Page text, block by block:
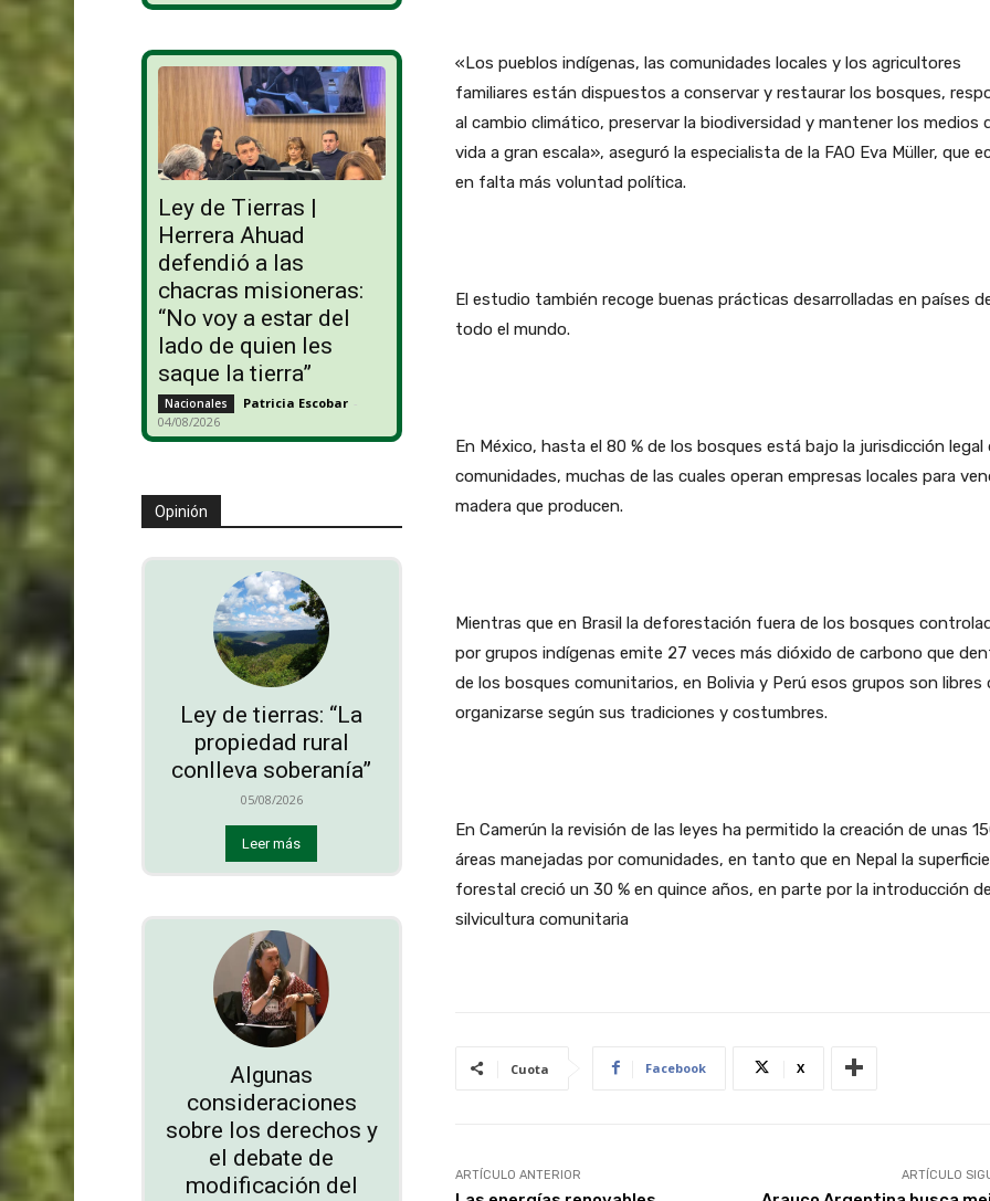
Ley de Tierras |
Herrera Ahuad
defendió a las
chacras misioneras:
“No voy a estar del
lado de quien les
saque la tierra”
Nacionales Patricia Escobar -
04/08/2026
Opinión
Ley de tierras: “La
propiedad rural
conlleva soberanía”
05/08/2026
Leer más
Algunas
consideraciones
sobre los derechos y
el debate de
modificación del
«Los pueblos indígenas, las comunidades locales y los agricultores
familiares están dispuestos a conservar y restaurar los bosques,
al cambio climático, preservar la biodiversidad y mantener los medios
vida a gran escala», aseguró la especialista de la FAO Eva Müller, que
en falta más voluntad política.
El estudio también recoge buenas prácticas desarrolladas en países
todo el mundo.
En México, hasta el 80 % de los bosques está bajo la jurisdicción legal
comunidades, muchas de las cuales operan empresas locales para
madera que producen.
Mientras que en Brasil la deforestación fuera de los bosques
por grupos indígenas emite 27 veces más dióxido de carbono que
de los bosques comunitarios, en Bolivia y Perú esos grupos son libres
organizarse según sus tradiciones y costumbres.
En Camerún la revisión de las leyes ha permitido la creación de unas
áreas manejadas por comunidades, en tanto que en Nepal la superficie
forestal creció un 30 % en quince años, en parte por la introducción
silvicultura comunitaria
Cuota Facebook X
ARTÍCULO ANTERIOR ARTÍCULO